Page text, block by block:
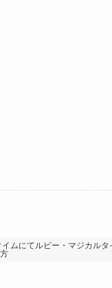
ムにてルビー・マジカル